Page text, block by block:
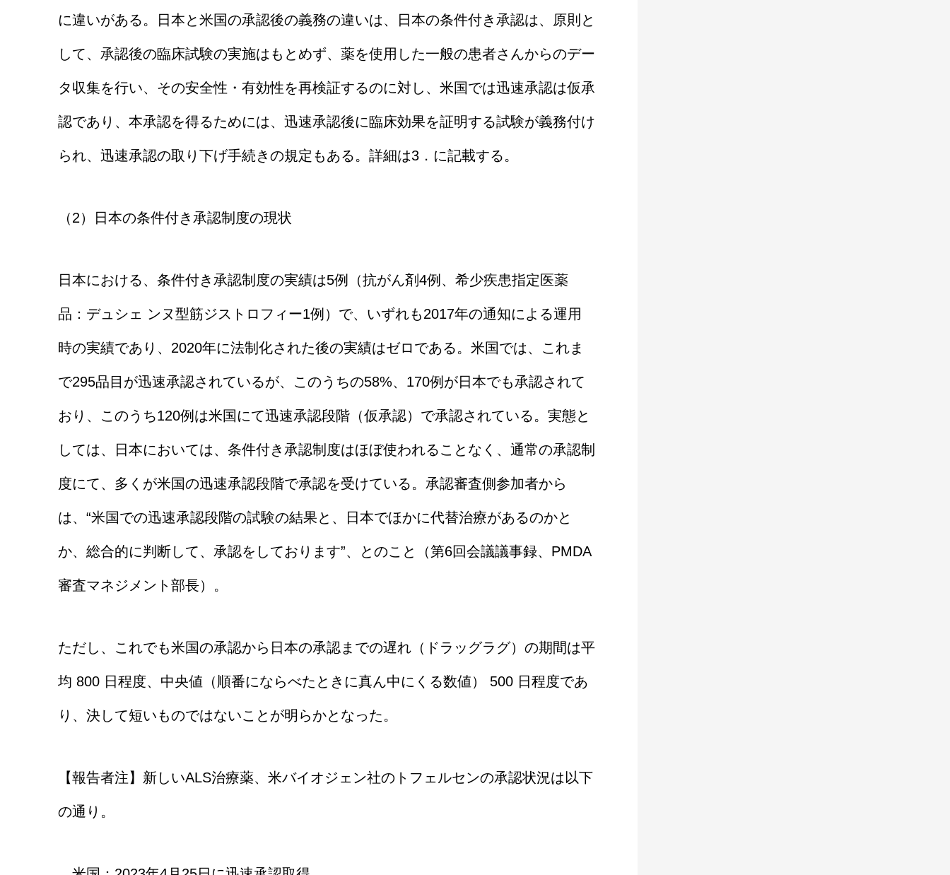
に違いがある。日本と米国の承認後の義務の違いは、日本の条件付き承認は、原則と
して、承認後の臨床試験の実施はもとめず、薬を使用した一般の患者さんからのデー
タ収集を行い、その安全性・有効性を再検証するのに対し、米国では迅速承認は仮承
認であり、本承認を得るためには、迅速承認後に臨床効果を証明する試験が義務付け
られ、迅速承認の取り下げ手続きの規定もある。詳細は3．に記載する。
（2）日本の条件付き承認制度の現状
日本における、条件付き承認制度の実績は5例（抗がん剤4例、希少疾患指定医薬
品：デュシェ ンヌ型筋ジストロフィー1例）で、いずれも2017年の通知による運用
時の実績であり、2020年に法制化された後の実績はゼロである。米国では、これま
で295品目が迅速承認されているが、このうちの58%、170例が日本でも承認されて
おり、このうち120例は米国にて迅速承認段階（仮承認）で承認されている。実態と
しては、日本においては、条件付き承認制度はほぼ使われることなく、通常の承認制
度にて、多くが米国の迅速承認段階で承認を受けている。承認審査側参加者から
は、“米国での迅速承認段階の試験の結果と、日本でほかに代替治療があるのかと
か、総合的に判断して、承認をしております”、とのこと（第6回会議議事録、PMDA
審査マネジメント部長）。
ただし、これでも米国の承認から日本の承認までの遅れ（ドラッグラグ）の期間は平
均 800 日程度、中央値（順番にならべたときに真ん中にくる数値） 500 日程度であ
り、決して短いものではないことが明らかとなった。
【報告者注】新しいALS治療薬、米バイオジェン社のトフェルセンの承認状況は以下
の通り。